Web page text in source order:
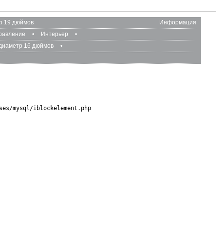
Информация
19 дюймов
• Интерьер
•
16 дюймов
•
mysql/iblockelement.php